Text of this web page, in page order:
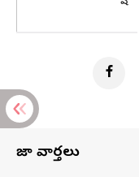
తాజా వార్తలు